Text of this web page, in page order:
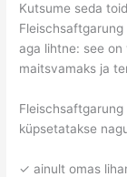
Kutsume seda
Fleischsaftgarung
aga lihtne: see on
maitsvamaks ja
küpsetatakse
✓ ainult omas